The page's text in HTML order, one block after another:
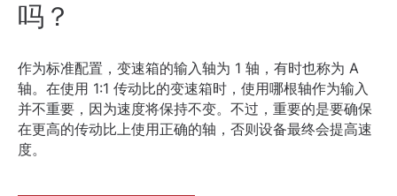
吗？
作为标准配置，变速箱的输入轴为 1 轴，有时也称为 A
轴。在使用 1:1 传动比的变速箱时，使用哪根轴作为输入
并不重要，因为速度将保持不变。不过，重要的是要确保
在更高的传动比上使用正确的轴，否则设备最终会提高速
度。